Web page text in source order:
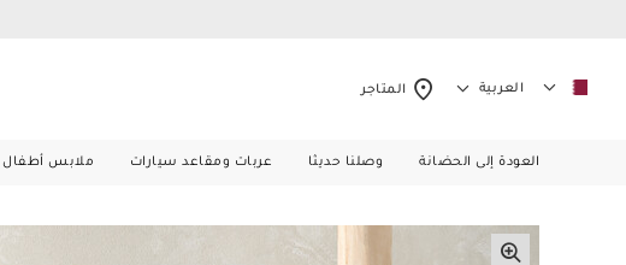
العربية المتاجر
العودة إلى الحضانة وصلنا حديثا عربات ومقاعد سيارات ملابس أطفال